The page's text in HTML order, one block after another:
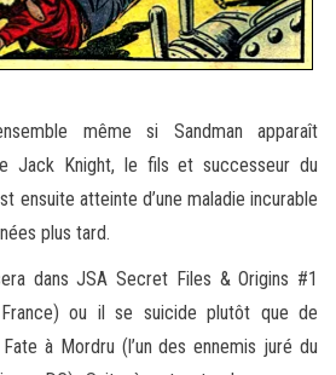
même si Sandman apparaît
Jack Knight, le fils et successeur du
ensuite atteinte d’une maladie incurable
plus tard.
dans JSA Secret Files & Origins #1
ou il se suicide plutôt que de
à Mordru (l’un des ennemis juré du